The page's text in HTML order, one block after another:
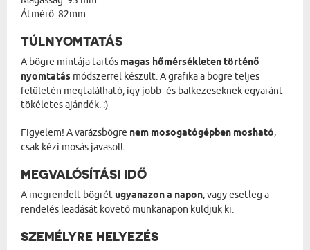
Átmérő: 82mm
TÚLNYOMTATÁS
A bögre mintája tartós magas hőmérsékleten történő
nyomtatás módszerrel készült. A grafika a bögre teljes
felületén megtalálható, így jobb- és balkezeseknek egyaránt
tökéletes ajándék. :)
Figyelem! A varázsbögre nem mosogatógépben mosható,
csak kézi mosás javasolt.
MEGVALÓSÍTÁSI IDŐ
A megrendelt bögrét ugyanazon a napon, vagy esetleg a
rendelés leadását követő munkanapon küldjük ki.
SZEMÉLYRE HELYEZÉS